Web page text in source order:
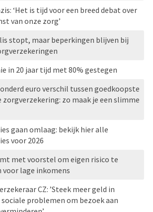
‘Het is tijd voor een breed debat over
van onze zorg’
stopt, maar beperkingen blijven bij
in 20 jaar tijd met 80% gestegen
euro verschil tussen goedkoopste
zorgverzekering: zo maak je een slimme
gaan omlaag: bekijk hier alle
voor 2026
met voorstel om eigen risico te
voor lage inkomens
CZ: ’Steek meer geld in
problemen om bezoek aan